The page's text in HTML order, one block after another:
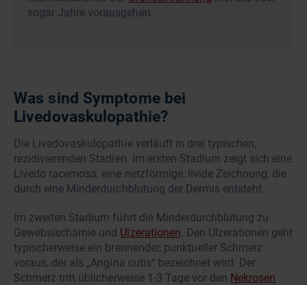
sogar Jahre vorausgehen.
Was sind Symptome bei
Livedovaskulopathie?
Die Livedovaskulopathie verläuft in drei typischen,
rezidivierenden Stadien. Im ersten Stadium zeigt sich eine
Livedo racemosa, eine netzförmige, livide Zeichnung, die
durch eine Minderdurchblutung der Dermis entsteht.
Im zweiten Stadium führt die Minderdurchblutung zu
Gewebsischämie und Ulzerationen. Den Ulzerationen geht
typischerweise ein brennender, punktueller Schmerz
voraus, der als „Angina cutis“ bezeichnet wird. Der
Schmerz tritt üblicherweise 1-3 Tage vor den Nekrosen